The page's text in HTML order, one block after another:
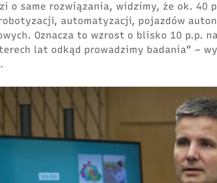
o same rozwiązania, widzimy, że ok. 40
automatyzacji, pojazdów
Oznacza to wzrost o blisko 10 p.p.
lat odkąd prowadzimy badania” –